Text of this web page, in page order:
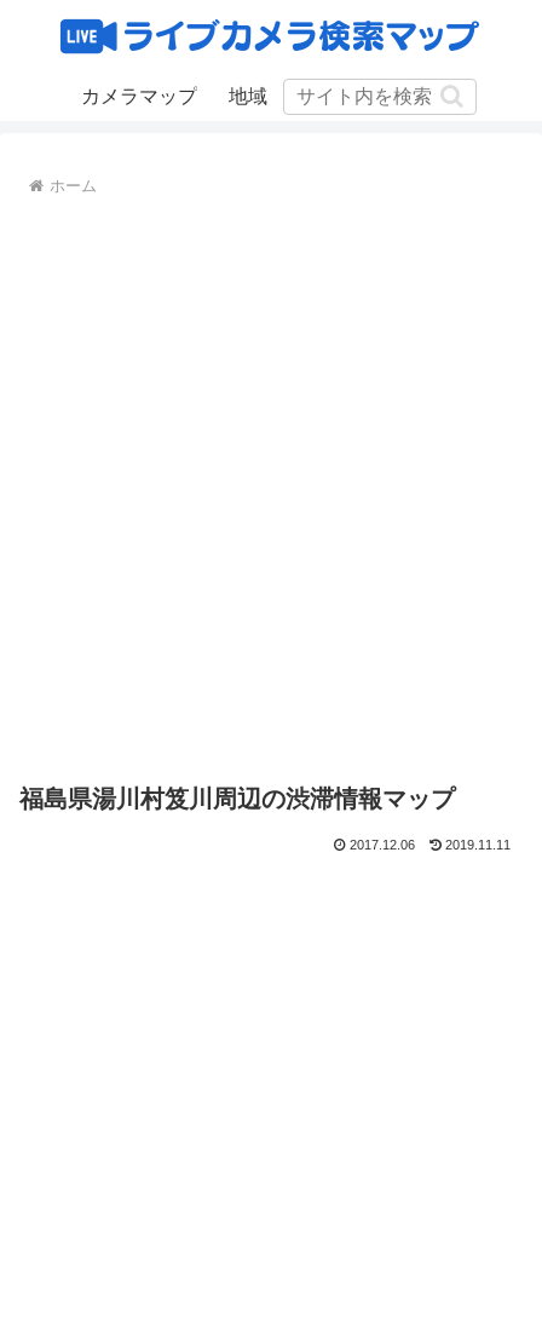
カメラマップ 地域
ホーム
福島県湯川村笈川周辺の渋滞情報マップ
2017.12.06 2019.11.11